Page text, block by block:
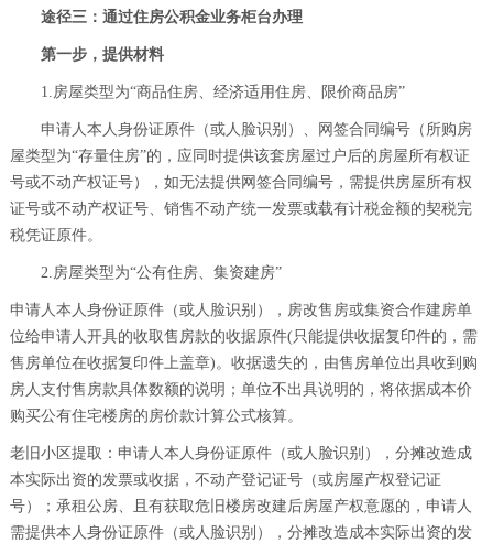
途径三：通过住房公积金业务柜台办理
第一步，提供材料
1.房屋类型为“商品住房、经济适用住房、限价商品房”
申请人本人身份证原件（或人脸识别）、网签合同编号（所购房
屋类型为“存量住房”的，应同时提供该套房屋过户后的房屋所有权证
号或不动产权证号），如无法提供网签合同编号，需提供房屋所有权
证号或不动产权证号、销售不动产统一发票或载有计税金额的契税完
税凭证原件。
2.房屋类型为“公有住房、集资建房”
申请人本人身份证原件（或人脸识别），房改售房或集资合作建房单
位给申请人开具的收取售房款的收据原件(只能提供收据复印件的，需
售房单位在收据复印件上盖章)。收据遗失的，由售房单位出具收到购
房人支付售房款具体数额的说明；单位不出具说明的，将依据成本价
购买公有住宅楼房的房价款计算公式核算。
老旧小区提取：申请人本人身份证原件（或人脸识别），分摊改造成
本实际出资的发票或收据，不动产登记证号（或房屋产权登记证
号）；承租公房、且有获取危旧楼房改建后房屋产权意愿的，申请人
需提供本人身份证原件（或人脸识别），分摊改造成本实际出资的发